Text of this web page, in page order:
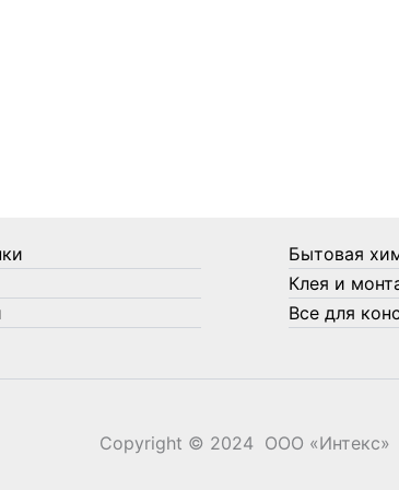
Бытовая
Клея и
Все для
Copyright © 2024 ООО «‎Интекс»‎